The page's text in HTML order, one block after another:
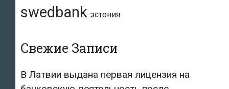
swedbank эстония
Свежие Записи
В Латвии выдана первая лицензия на